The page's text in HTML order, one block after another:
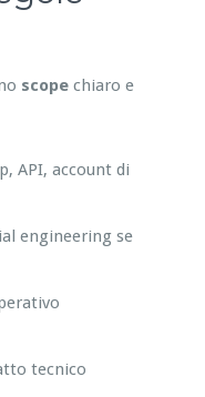
scopechiaro e
API, account di
engineering se
tecnico